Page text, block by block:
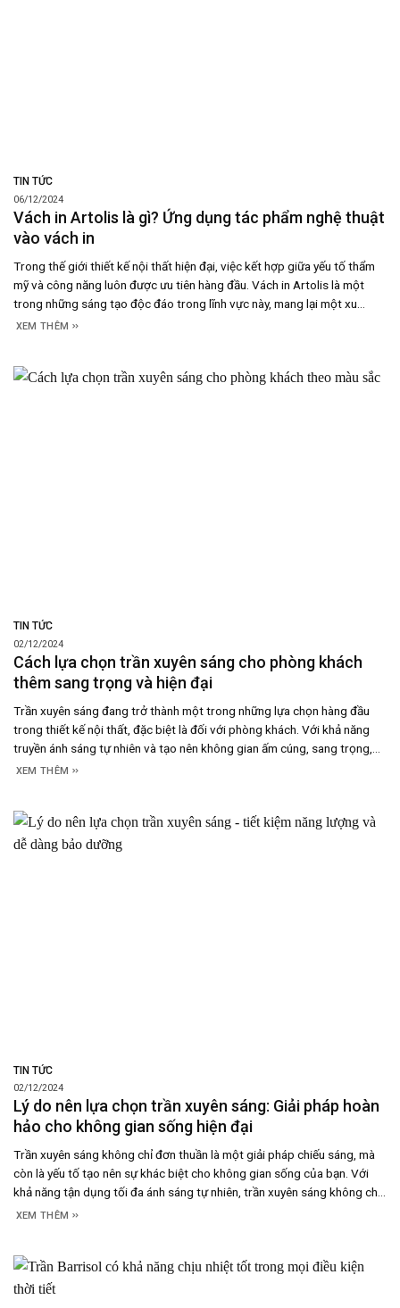
TIN TỨC
06/12/2024
Vách in Artolis là gì? Ứng dụng tác phẩm nghệ thuật
vào vách in
Trong thế giới thiết kế nội thất hiện đại, việc kết hợp giữa yếu tố thẩm
mỹ và công năng luôn được ưu tiên hàng đầu. Vách in Artolis là một
trong những sáng tạo độc đáo trong lĩnh vực này, mang lại một xu
hướng mới cho không gian sống và làm việc. Vậy,
XEM THÊM
TIN TỨC
02/12/2024
Cách lựa chọn trần xuyên sáng cho phòng khách
thêm sang trọng và hiện đại
Trần xuyên sáng đang trở thành một trong những lựa chọn hàng đầu
trong thiết kế nội thất, đặc biệt là đối với phòng khách. Với khả năng
truyền ánh sáng tự nhiên và tạo nên không gian ấm cúng, sang trọng,
trần xuyên sáng không chỉ cải thiện ánh sáng mà còn nâng tầm
XEM THÊM
TIN TỨC
02/12/2024
Lý do nên lựa chọn trần xuyên sáng: Giải pháp hoàn
hảo cho không gian sống hiện đại
Trần xuyên sáng không chỉ đơn thuần là một giải pháp chiếu sáng, mà
còn là yếu tố tạo nên sự khác biệt cho không gian sống của bạn. Với
khả năng tận dụng tối đa ánh sáng tự nhiên, trần xuyên sáng không chỉ
giúp không gian thêm thoáng đãng mà còn mang đến
XEM THÊM